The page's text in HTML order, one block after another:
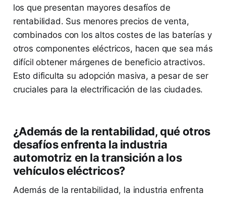
los que presentan mayores desafíos de
rentabilidad. Sus menores precios de venta,
combinados con los altos costes de las baterías y
otros componentes eléctricos, hacen que sea más
difícil obtener márgenes de beneficio atractivos.
Esto dificulta su adopción masiva, a pesar de ser
cruciales para la electrificación de las ciudades.
¿Además de la rentabilidad, qué otros
desafíos enfrenta la industria
automotriz en la transición a los
vehículos eléctricos?
Además de la rentabilidad, la industria enfrenta